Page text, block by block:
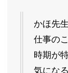
かほ先生
仕事の
時期が特
気にな